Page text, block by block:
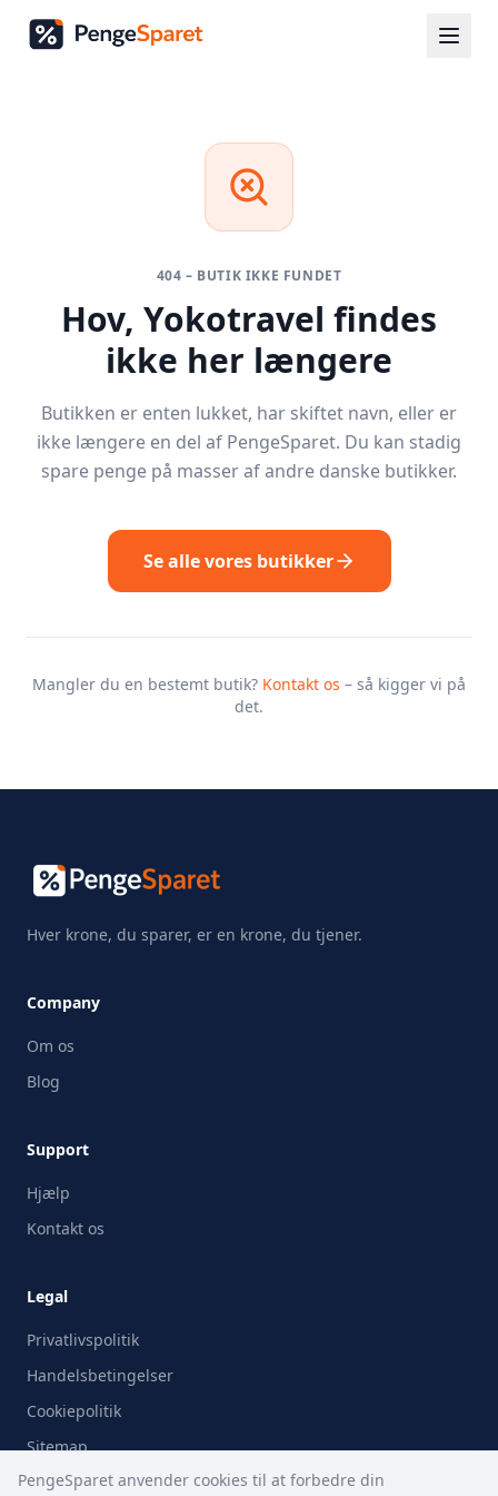
404 – BUTIK IKKE FUNDET
Hov, Yokotravel findes
ikke her længere
Butikken er enten lukket, har skiftet navn, eller er
ikke længere en del af PengeSparet. Du kan stadig
spare penge på masser af andre danske butikker.
Se alle vores butikker
Mangler du en bestemt butik? Kontakt os – så kigger vi på
det.
Hver krone, du sparer, er en krone, du tjener.
Company
Om os
Blog
Support
Hjælp
Kontakt os
Legal
Privatlivspolitik
Handelsbetingelser
Cookiepolitik
Sitemap
PengeSparet anvender cookies til at forbedre din